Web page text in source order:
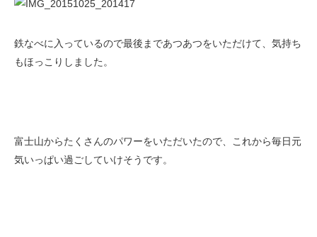
鉄なべに入っているので最後まであつあつをいただけて、気持ち
もほっこりしました。
富士山からたくさんのパワーをいただいたので、これから毎日元
気いっぱい過ごしていけそうです。